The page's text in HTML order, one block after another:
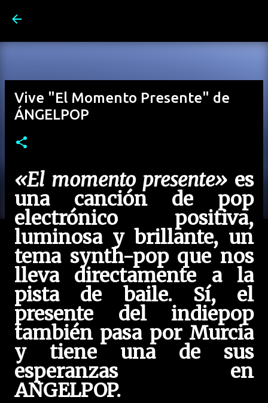
Vive "El Momento Presente" de
ÁNGELPOP
«El momento presente» es
una canción de pop
electrónico positiva,
luminosa y brillante, un
tema synth-pop que nos
lleva directamente a la
pista de baile. Sí, el
presente del indiepop
también pasa por Murcia
y tiene una de sus
esperanzas en
ANGELPOP.